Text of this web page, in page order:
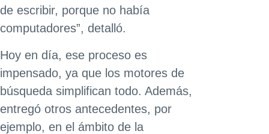
de escribir, porque no había
computadores”, detalló.
Hoy en día, ese proceso es
impensado, ya que los motores de
búsqueda simplifican todo. Además,
entregó otros antecedentes, por
ejemplo, en el ámbito de la